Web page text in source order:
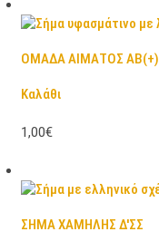
ΟΜΑΔΑ ΑΙΜΑΤΟΣ ΑΒ(+)
Καλάθι
1,00€
ΣΗΜΑ ΧΑΜΗΛΗΣ Δ'ΣΣ